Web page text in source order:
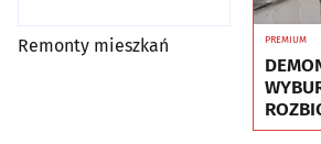
Remonty mieszkań PREMIUM